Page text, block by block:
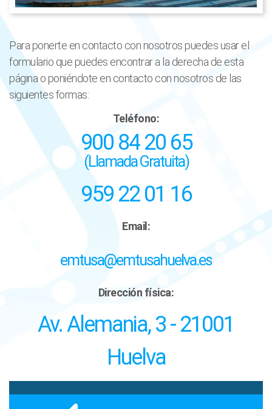
Para ponerte en contacto con nosotros puedes usar el
formulario que puedes encontrar a la derecha de esta
página o poniéndote en contacto con nosotros de las
siguientes formas:
Teléfono:
900 84 20 65
(Llamada Gratuita)
959 22 01 16
Email:
emtusa@emtusahuelva.es
Dirección física:
Av. Alemania, 3 - 21001
Huelva